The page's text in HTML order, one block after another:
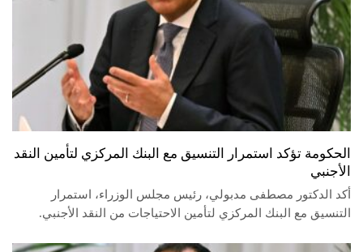
الحكومة تؤكد استمرار التنسيق مع البنك المركزي لتأمين النقد
الأجنبي
أكد الدكتور مصطفى مدبولي، رئيس مجلس الوزراء، استمرار
التنسيق مع البنك المركزي لتأمين الاحتياجات من النقد الأجنبي.